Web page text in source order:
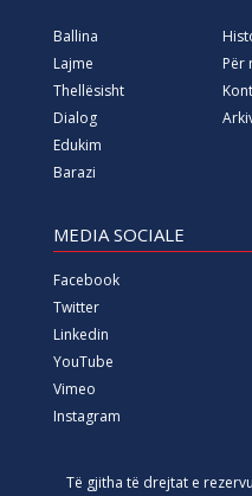
Ballina
Lajme
Thellësisht
Dialog
Edukim
Barazi
Për
MEDIA SOCIALE
Facebook
Twitter
Linkedin
YouTube
Vimeo
Instagram
Të gjitha të drejtat e